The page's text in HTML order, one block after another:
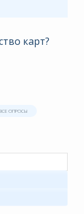
карт?
ВСЕ ОПРОСЫ